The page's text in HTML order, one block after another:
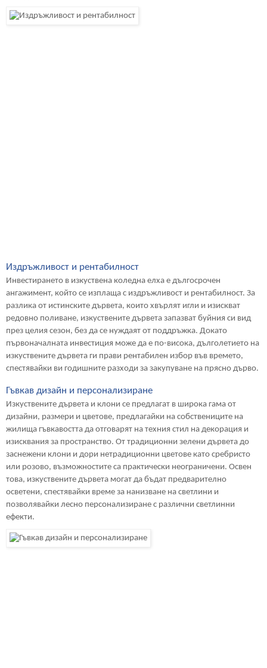
Издръжливост и рентабилност
Инвестирането в изкуствена коледна елха е дългосрочен
ангажимент, който се изплаща с издръжливост и рентабилност. За
разлика от истинските дървета, които хвърлят игли и изискват
редовно поливане, изкуствените дървета запазват буйния си вид
през целия сезон, без да се нуждаят от поддръжка. Докато
първоначалната инвестиция може да е по-висока, дълголетието на
изкуствените дървета ги прави рентабилен избор във времето,
спестявайки ви годишните разходи за закупуване на прясно дърво.
Гъвкав дизайн и персонализиране
Изкуствените дървета и клони се предлагат в широка гама от
дизайни, размери и цветове, предлагайки на собствениците на
жилища гъвкавостта да отговарят на техния стил на декорация и
изисквания за пространство. От традиционни зелени дървета до
заснежени клони и дори нетрадиционни цветове като сребристо
или розово, възможностите са практически неограничени. Освен
това, изкуствените дървета могат да бъдат предварително
осветени, спестявайки време за нанизване на светлини и
позволявайки лесно персонализиране с различни светлинни
ефекти.